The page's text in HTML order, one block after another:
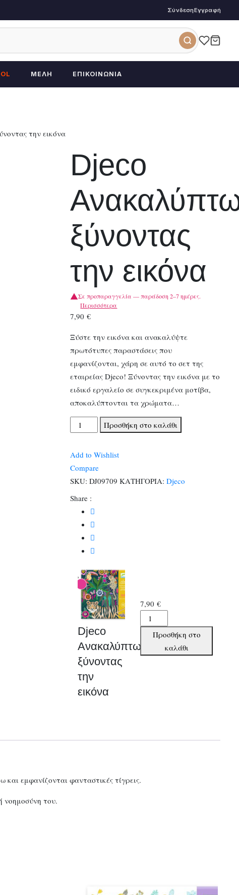
ΣύνδεσηΕγγραφή
ΜΈΛΗ ΕΠΙΚΟΙΝΩΝΊΑ
την εικόνα
Djeco
ξύνοντας
την εικόνα
Σε προπαραγγελία — παράδοση 2–7 ημέρες.
Περισσότερα
7,90€
Ξύστε την εικόνα και ανακαλύψτε
πρωτότυπες παραστάσεις που
εμφανίζονται, χάρη σε αυτό το σετ της
εταιρείας Djeco! Ξύνοντας την εικόνα με το
ειδικό εργαλείο σε συγκεκριμένα μοτίβα,
αποκαλύπτονται τα χρώματα…
Djeco
Ανακαλύπτω
εικόνα
Προσθήκη στο καλάθι
Add to Wishlist
Compare
SKU: DJ09709 ΚΑΤΗΓΟΡΙΑ: Djeco
Share :
Djeco
Ανακαλύπτω
ξύνοντας
την
εικόνα
7,90€
Djeco
Ανακαλύπτω
ξύνοντας
την
Προσθήκη στο
καλάθι
εμφανίζονται φανταστικές τίγρεις.
νοημοσύνη του.